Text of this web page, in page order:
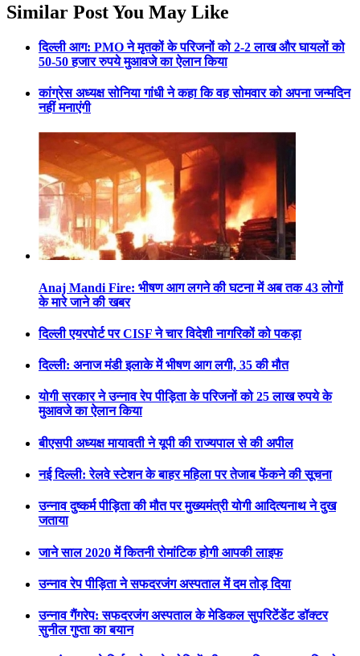
Similar Post You May Like
दिल्ली आग: PMO ने मृतकों के परिजनों को 2-2 लाख और घायलों को
50-50 हजार रुपये मुआवजे का ऐलान किया
कांग्रेस अध्यक्ष सोनिया गांधी ने कहा कि वह सोमवार को अपना जन्मदिन
नहीं मनाएंगी
Anaj Mandi Fire: भीषण आग लगने की घटना में अब तक 43 लोगों
के मारे जाने की खबर
दिल्ली एयरपोर्ट पर CISF ने चार विदेशी नागरिकों को पकड़ा
दिल्ली: अनाज मंडी इलाके में भीषण आग लगी, 35 की मौत
योगी सरकार ने उन्नाव रेप पीड़िता के परिजनों को 25 लाख रुपये के
मुआवजे का ऐलान किया
बीएसपी अध्यक्ष मायावती ने यूपी की राज्यपाल से की अपील
नई दिल्ली: रेलवे स्टेशन के बाहर महिला पर तेजाब फेंकने की सूचना
उन्नाव दुष्कर्म पीड़िता की मौत पर मुख्यमंत्री योगी आदित्यनाथ ने दुख
जताया
जाने साल 2020 में कितनी रोमांटिक होगी आपकी लाइफ
उन्नाव रेप पीड़िता ने सफदरजंग अस्पताल में दम तोड़ दिया
उन्नाव गैंगरेप: सफदरजंग अस्पताल के मेडिकल सुपरिटेंडेंट डॉक्टर
सुनील गुप्ता का बयान